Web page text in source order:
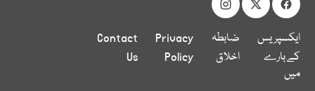
ایکسپریس
کے بارے
میں
ضابطہ
اخلاق
Privacy
Policy
Contact
Us